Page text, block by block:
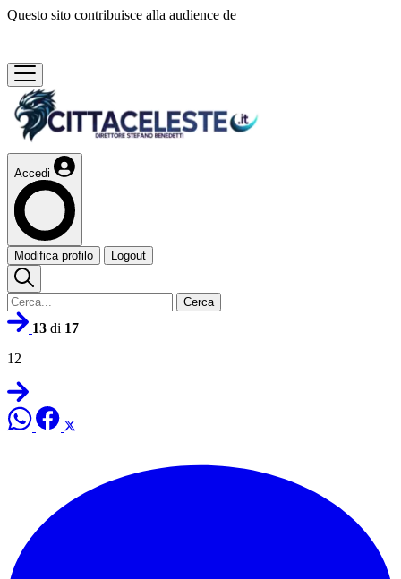
Questo sito contribuisce alla audience de
Accedi
Modifica profilo Logout
Cerca
13 di 17
12